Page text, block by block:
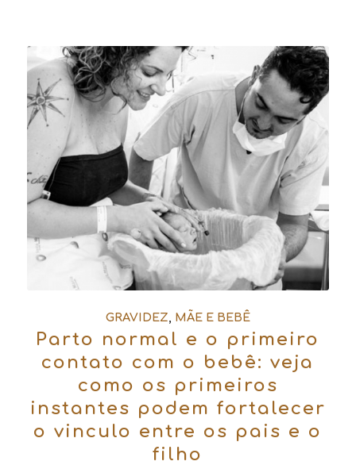
GRAVIDEZ MÃE E BEBÊ
Parto normal e o primeiro
contato com o bebê: veja
como os primeiros
instantes podem fortalecer
o vinculo entre os pais e o
filho